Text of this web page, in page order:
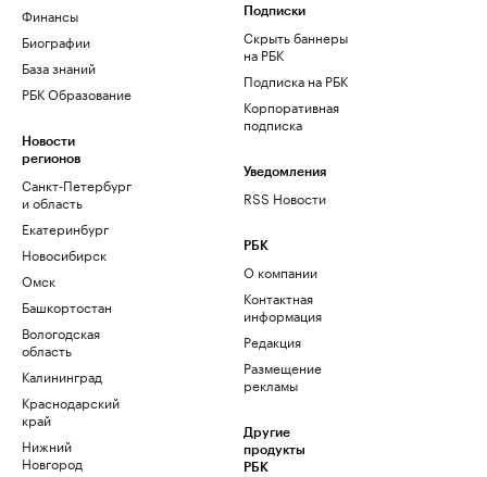
Финансы
Биографии
База знаний
РБК Образование
Новости
регионов
Санкт-Петербург
и область
Екатеринбург
Новосибирск
Омск
Башкортостан
Вологодская
область
Калининград
Краснодарский
край
Нижний
Новгород
Подписки
Скрыть баннеры
на РБК
Подписка на РБК
Корпоративная
подписка
Уведомления
RSS Новости
РБК
О компании
Контактная
информация
Редакция
Размещение
рекламы
Другие
продукты
РБК